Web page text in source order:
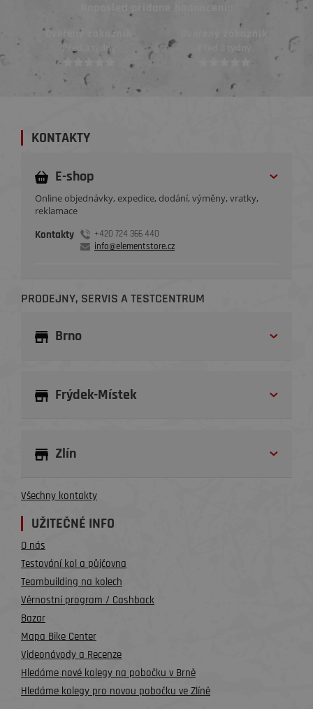
Naposled přidané hodnocení::
Ověřený zákazník
Před 3 týdny
KONTAKTY
E-shop
Online objednávky, expedice, dodání, výměny, vratky,
reklamace
Kontakty
+420 724 366 440
info@elementstore.cz
PRODEJNY, SERVIS A TESTCENTRUM
Brno
Frýdek-Místek
Zlín
Všechny kontakty
UŽITEČNÉ INFO
O nás
Testování kol a půjčovna
Teambuilding na kolech
Věrnostní program / Cashback
Bazar
Mapa Bike Center
Videonávody a Recenze
Hledáme nové kolegy na pobočku v Brně
Hledáme kolegy pro novou pobočku ve Zlíně